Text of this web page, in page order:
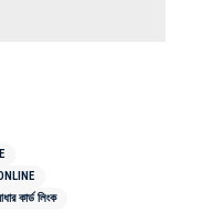
কার্ড লিংক